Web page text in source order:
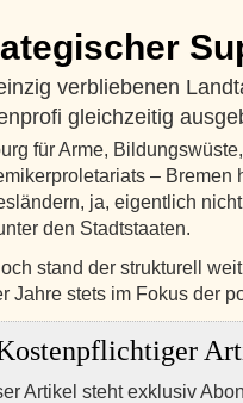
verbliebenen
gleichzeitig
für Arme,
– Bremen
ja, eigentlich
den Stadtstaaten.
stand der strukturell
Jahre stets im Fokus der
Artikel steht exklusiv